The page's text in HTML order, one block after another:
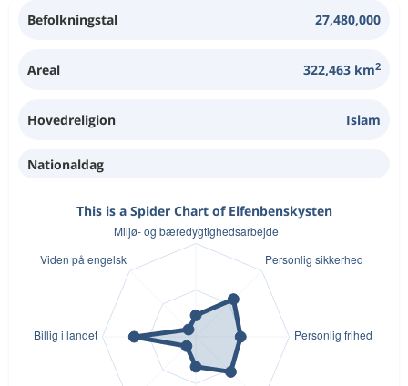
Befolkningstal 27,480,000
Areal 322,463 km2
Hovedreligion Islam
Nationaldag
This is a Spider Chart of Elfenbenskysten